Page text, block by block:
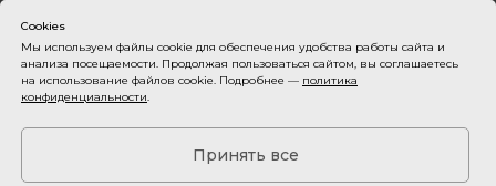
Cookies
Мы используем файлы cookie для обеспечения удобства работы сайта и
анализа посещаемости. Продолжая пользоваться сайтом, вы соглашаетесь
на использование файлов cookie. Подробнее — политика
конфиденциальности.
Принять все
Контакты
Карта сайта